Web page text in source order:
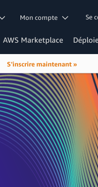
Mon compte Se
AWS Marketplace
S'inscrire maintenant »